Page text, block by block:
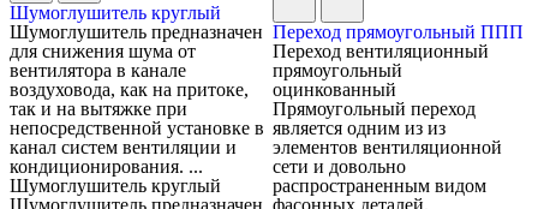
Шумоглушитель круглый
Шумоглушитель предназначен
для снижения шума от
вентилятора в канале
воздуховода, как на притоке,
так и на вытяжке при
непосредственной установке в
канал систем вентиляции и
кондиционирования. ...
Шумоглушитель круглый
Шумоглушитель предназначен
Переход прямоугольный ППП
Переход вентиляционный
прямоугольный
оцинкованный
Прямоугольный переход
является одним из из
элементов вентиляционной
сети и довольно
распространенным видом
фасонных деталей.